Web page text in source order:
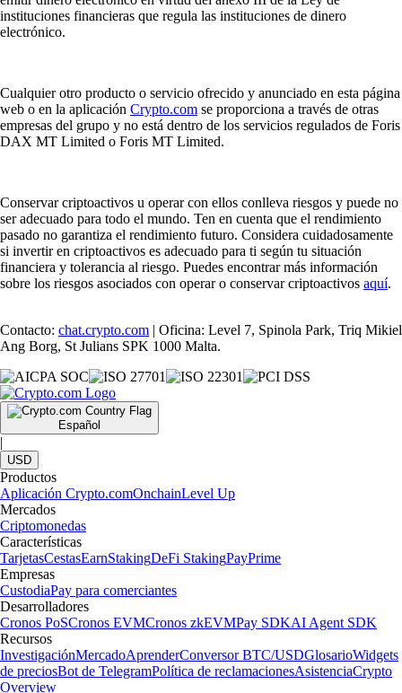
instituciones financieras que regula las instituciones de dinero
electrónico.
Cualquier otro producto o servicio ofrecido y anunciado en esta página
web o en la aplicación Crypto.com se proporciona a través de otras
empresas del grupo y no está dentro de los servicios regulados de Foris
DAX MT Limited o Foris MT Limited.
Conservar criptoactivos u operar con ellos conlleva riesgos y puede no
ser adecuado para todo el mundo. Ten en cuenta que el rendimiento
pasado no garantiza el rendimiento futuro. Considera cuidadosamente
si invertir en criptoactivos es adecuado para ti según tu situación
financiera y tolerancia al riesgo. Puedes encontrar más información
sobre los riesgos asociados con operar o conservar criptoactivos aquí.
Contacto: chat.crypto.com | Oficina: Level 7, Spinola Park, Triq Mikiel
Ang Borg, St Julians SPK 1000 Malta.
Español
|
USD
Productos
Aplicación Crypto.comOnchainLevel Up
Mercados
Criptomonedas
Características
TarjetasCestasEarnStakingDeFi StakingPayPrime
Empresas
CustodiaPay para comerciantes
Desarrolladores
Cronos PoSCronos EVMCronos zkEVMPay SDKAI Agent SDK
Recursos
InvestigaciónMercadoAprenderConversor BTC/USDGlosarioWidgets
de preciosBot de TelegramPolítica de reclamacionesAsistenciaCrypto
Overview